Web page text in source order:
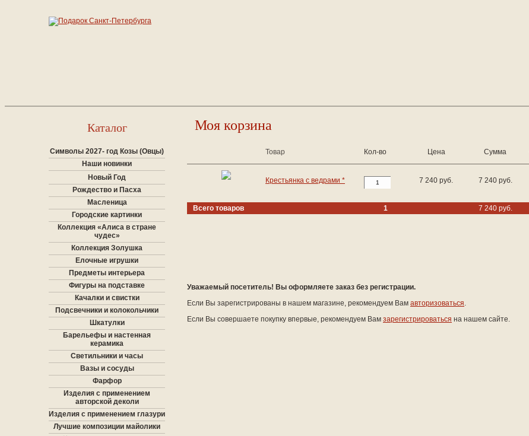
Моя корзина
Товар Кол-во Цена Сумма
Крестьянка с ведрами * 7 240 руб. 7 240 руб.
Всего товаров 1 7 240 руб.
Уважаемый посетитель! Вы оформляете заказ без регистрации.
Если Вы зарегистрированы в нашем магазине, рекомендуем Вам авторизоваться.
Если Вы совершаете покупку впервые, рекомендуем Вам зарегистрироваться на нашем сайте.
Каталог
Символы 2027- год Козы (Овцы)
Наши новинки
Новый Год
Рождество и Пасха
Масленица
Городские картинки
Коллекция «Алиса в стране
чудес»
Коллекция Золушка
Елочные игрушки
Предметы интерьера
Фигуры на подставке
Качалки и свистки
Подсвечники и колокольчики
Шкатулки
Барельефы и настенная
керамика
Светильники и часы
Вазы и сосуды
Фарфор
Изделия с применением
авторской деколи
Изделия с применением глазури
Лучшие композиции майолики